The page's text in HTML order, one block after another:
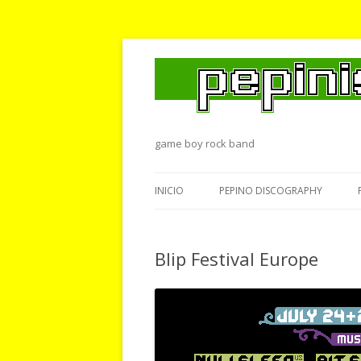
game boy rock band
INICIO PEPINO DISCOGRAPHY
Blip Festival Europe